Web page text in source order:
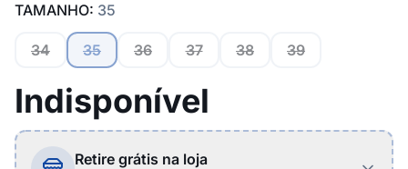
TAMANHO: 35
34 35 36 37 38 39
Indisponível
Retire grátis na loja